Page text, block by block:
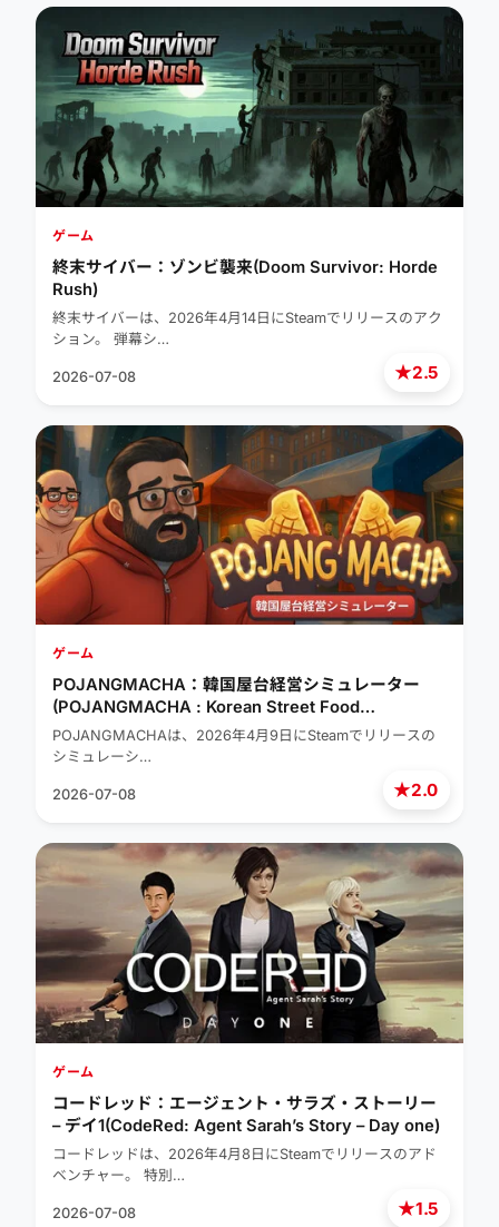
★2.5
ゲーム
終末サイバー：ゾンビ襲来(Doom Survivor: Horde
Rush)
終末サイバーは、2026年4月14日にSteamでリリースのアク
ション。 弾幕シ…
2026-07-08
★2.0
ゲーム
POJANGMACHA：韓国屋台経営シミュレーター
(POJANGMACHA : Korean Street Food
Management Simulator)
POJANGMACHAは、2026年4月9日にSteamでリリースの
シミュレーシ…
2026-07-08
★1.5
ゲーム
コードレッド：エージェント・サラズ・ストーリー
– デイ1(CodeRed: Agent Sarah’s Story – Day one)
コードレッドは、2026年4月8日にSteamでリリースのアド
ベンチャー。 特別…
2026-07-08